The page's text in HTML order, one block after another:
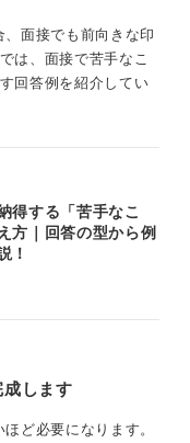
たい」と結び、単
切です。
面接でも前向きな印
は、面接で苦手なこ
回答例を紹介してい
得する「苦手なこ
方｜回答の型から例
！
します
ど必要になります。